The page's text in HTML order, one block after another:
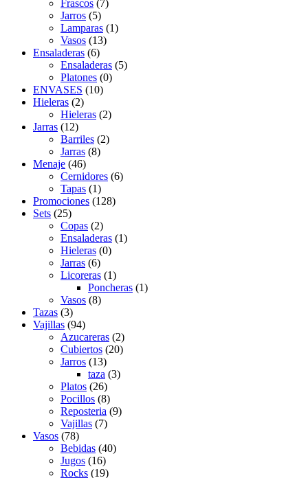
Frascos (7)
Jarros (5)
Lamparas (1)
Vasos (13)
Ensaladeras (6)
Ensaladeras (5)
Platones (0)
ENVASES (10)
Hieleras (2)
Hieleras (2)
Jarras (12)
Barriles (2)
Jarras (8)
Menaje (46)
Cernidores (6)
Tapas (1)
Promociones (128)
Sets (25)
Copas (2)
Ensaladeras (1)
Hieleras (0)
Jarras (6)
Licoreras (1)
Poncheras (1)
Vasos (8)
Tazas (3)
Vajillas (94)
Azucareras (2)
Cubiertos (20)
Jarros (13)
taza (3)
Platos (26)
Pocillos (8)
Reposteria (9)
Vajillas (7)
Vasos (78)
Bebidas (40)
Jugos (16)
Rocks (19)